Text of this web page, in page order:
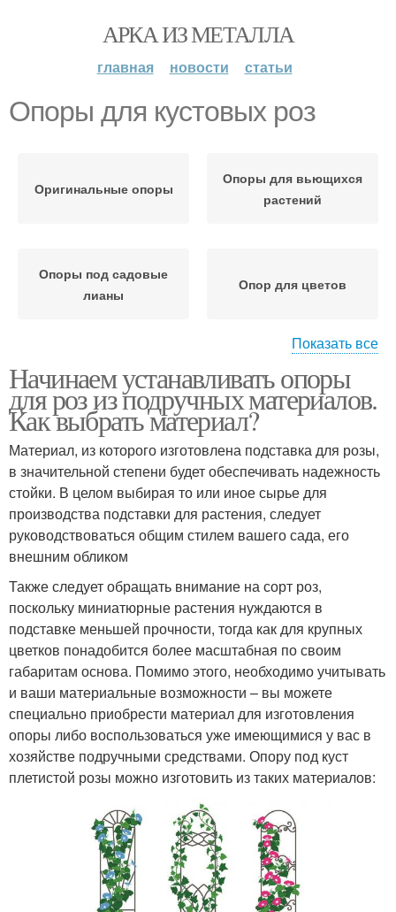
АРКА ИЗ МЕТАЛЛА
главная новости статьи
Опоры для кустовых роз
Оригинальные опоры
Опоры для вьющихся
растений
Опоры под садовые
лианы
Опор для цветов
Опор для кустов
растений
Опор для растений Опор из кольев
Опор из арматуры
Опор из
стеклоарматуры
Опор из труб
Опор для плетистой
розы
Опоры для плетистой
розы
Требования к опорам
Показать все
Начинаем устанавливать опоры
для роз из подручных материалов.
Как выбрать материал?
Материал, из которого изготовлена подставка для розы,
в значительной степени будет обеспечивать надежность
стойки. В целом выбирая то или иное сырье для
производства подставки для растения, следует
руководствоваться общим стилем вашего сада, его
внешним обликом
Также следует обращать внимание на сорт роз,
поскольку миниатюрные растения нуждаются в
подставке меньшей прочности, тогда как для крупных
цветков понадобится более масштабная по своим
габаритам основа. Помимо этого, необходимо учитывать
и ваши материальные возможности – вы можете
специально приобрести материал для изготовления
опоры либо воспользоваться уже имеющимися у вас в
хозяйстве подручными средствами. Опору под куст
плетистой розы можно изготовить из таких материалов: